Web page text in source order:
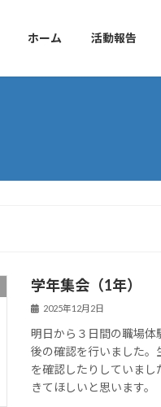
ホーム 活動報告
学年集会（1年）
2025年12月2日
明日から３日間の職場体
後の確認を行いました
を確認したりしていま
きてほしいと思います。